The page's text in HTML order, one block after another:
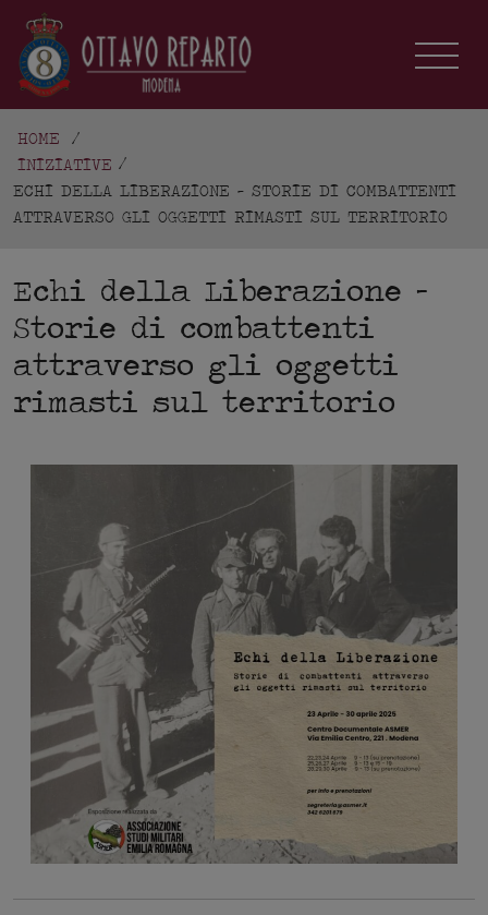
HOME
/
INIZIATIVE
ECHI DELLA LIBERAZIONE - STORIE DI COMBATTENTI
ATTRAVERSO GLI OGGETTI RIMASTI SUL TERRITORIO
Echi della Liberazione –
Storie di combattenti
attraverso gli oggetti
rimasti sul territorio